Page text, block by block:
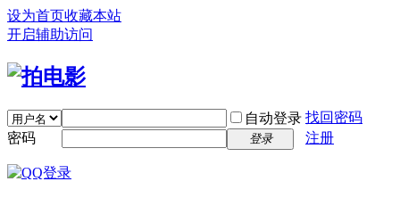
设为首页收藏本站
开启辅助访问
自动登录 找回密码
密码
登录 注册